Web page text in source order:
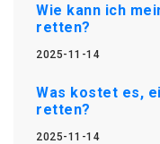
Wie kann ich
retten?
2025-11-14
Was kostet es,
retten?
2025-11-14